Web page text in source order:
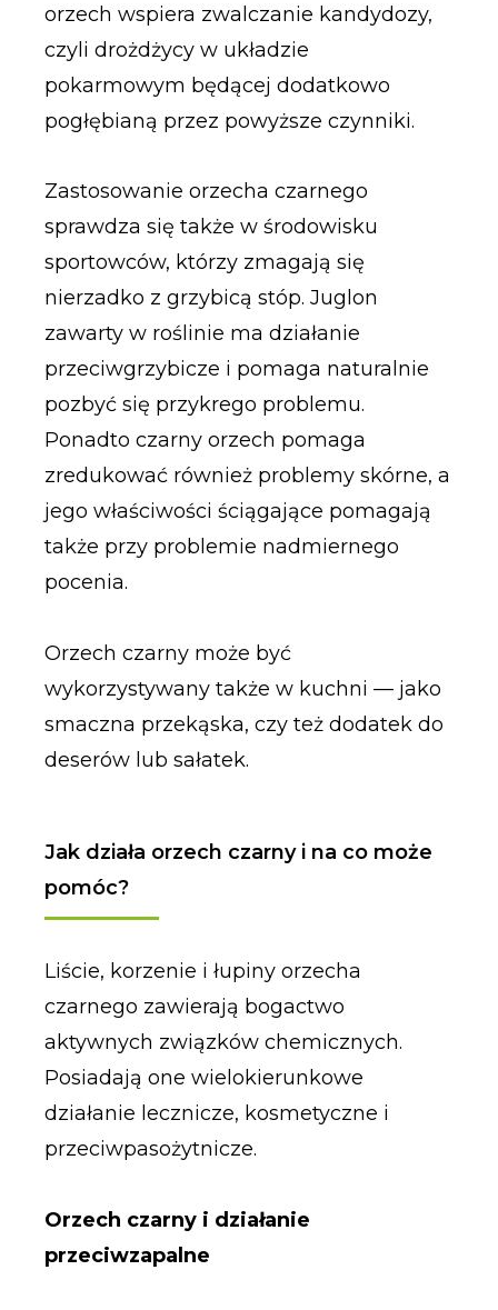
orzech wspiera zwalczanie kandydozy,
czyli drożdżycy w układzie
pokarmowym będącej dodatkowo
pogłębianą przez powyższe czynniki.
Zastosowanie orzecha czarnego
sprawdza się także w środowisku
sportowców, którzy zmagają się
nierzadko z grzybicą stóp. Juglon
zawarty w roślinie ma działanie
przeciwgrzybicze i pomaga naturalnie
pozbyć się przykrego problemu.
Ponadto czarny orzech pomaga
zredukować również problemy skórne, a
jego właściwości ściągające pomagają
także przy problemie nadmiernego
pocenia.
Orzech czarny może być
wykorzystywany także w kuchni — jako
smaczna przekąska, czy też dodatek do
deserów lub sałatek.
Jak działa orzech czarny i na co może
pomóc?
Liście, korzenie i łupiny orzecha
czarnego zawierają bogactwo
aktywnych związków chemicznych.
Posiadają one wielokierunkowe
działanie lecznicze, kosmetyczne i
przeciwpasożytnicze.
Orzech czarny i działanie
przeciwzapalne